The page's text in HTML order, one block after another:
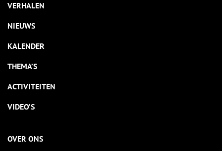
VERHALEN
NIEUWS
KALENDER
THEMA’S
ACTIVITEITEN
VIDEO’S
OVER ONS